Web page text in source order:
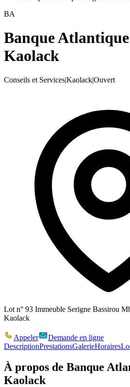
BA
Banque
Kaolack
Conseils et Services|Kaolack|Ouvert
Lot n° 93 Immeuble Serigne Bassirou
Kaolack
Appeler
Demande en ligne
DescriptionPrestationsGalerieHoraires
À propos de Banque
Kaolack